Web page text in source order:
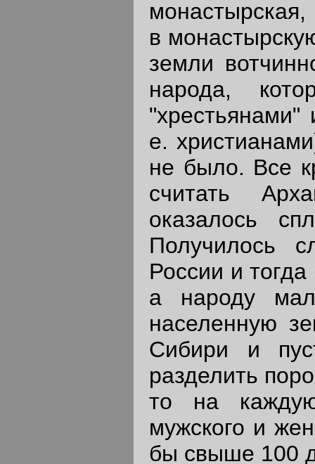
в
земли
народа,
"хрестьянами"
е.
не было. Все
считать
оказалось
Получилось
России и
а народу
населенную
Сибири и
разделить
то на
мужского и
бы свыше 100